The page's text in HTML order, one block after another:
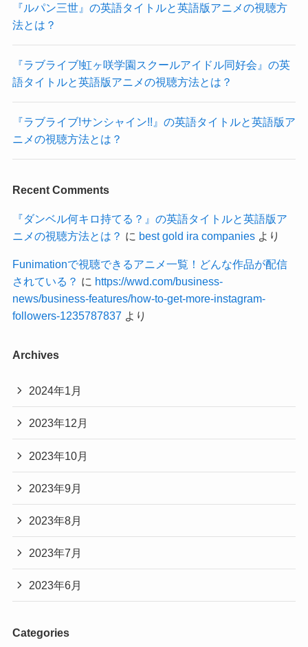
『ルパン三世』の英語タイトルと英語版アニメの視聴方
法とは？
『ラブライブ!虹ヶ咲学園スクールアイドル同好会』の英
語タイトルと英語版アニメの視聴方法とは？
『ラブライブ!サンシャイン!!』の英語タイトルと英語版ア
ニメの視聴方法とは？
Recent Comments
『ダンベル何キロ持てる？』の英語タイトルと英語版ア
ニメの視聴方法とは？ に best gold ira companiesより
Funimationで視聴できるアニメ一覧！どんな作品が配信
されている？ に https://wwd.com/business-
news/business-features/how-to-get-more-instagram-
followers-1235787837 より
Archives
2024年1月
2023年12月
2023年10月
2023年9月
2023年8月
2023年7月
2023年6月
Categories